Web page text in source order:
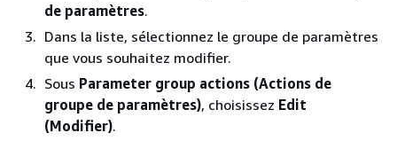
de paramètres.
Dans la liste, sélectionnez le groupe de paramètres
que vous souhaitez modifier.
Sous Parameter group actions (Actions de
groupe de paramètres), choisissez Edit
(Modifier).